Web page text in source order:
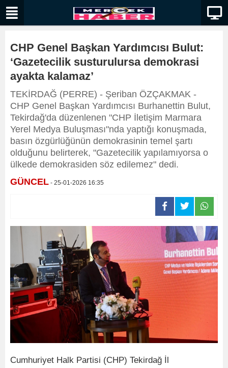
CHP Genel Başkan Yardımcısı Bulut:
‘Gazetecilik susturulursa demokrasi
ayakta kalamaz’
TEKİRDAĞ (PERRE) - Şeriban ÖZÇAKMAK -
CHP Genel Başkan Yardımcısı Burhanettin Bulut,
Tekirdağ'da düzenlenen "CHP İletişim Marmara
Yerel Medya Buluşması"nda yaptığı konuşmada,
basın özgürlüğünün demokrasinin temel şartı
olduğunu belirterek, "Gazetecilik yapılamıyorsa o
ülkede demokrasiden söz edilemez" dedi.
GÜNCEL - 25-01-2026 16:35
Cumhuriyet Halk Partisi (CHP) Tekirdağ İl